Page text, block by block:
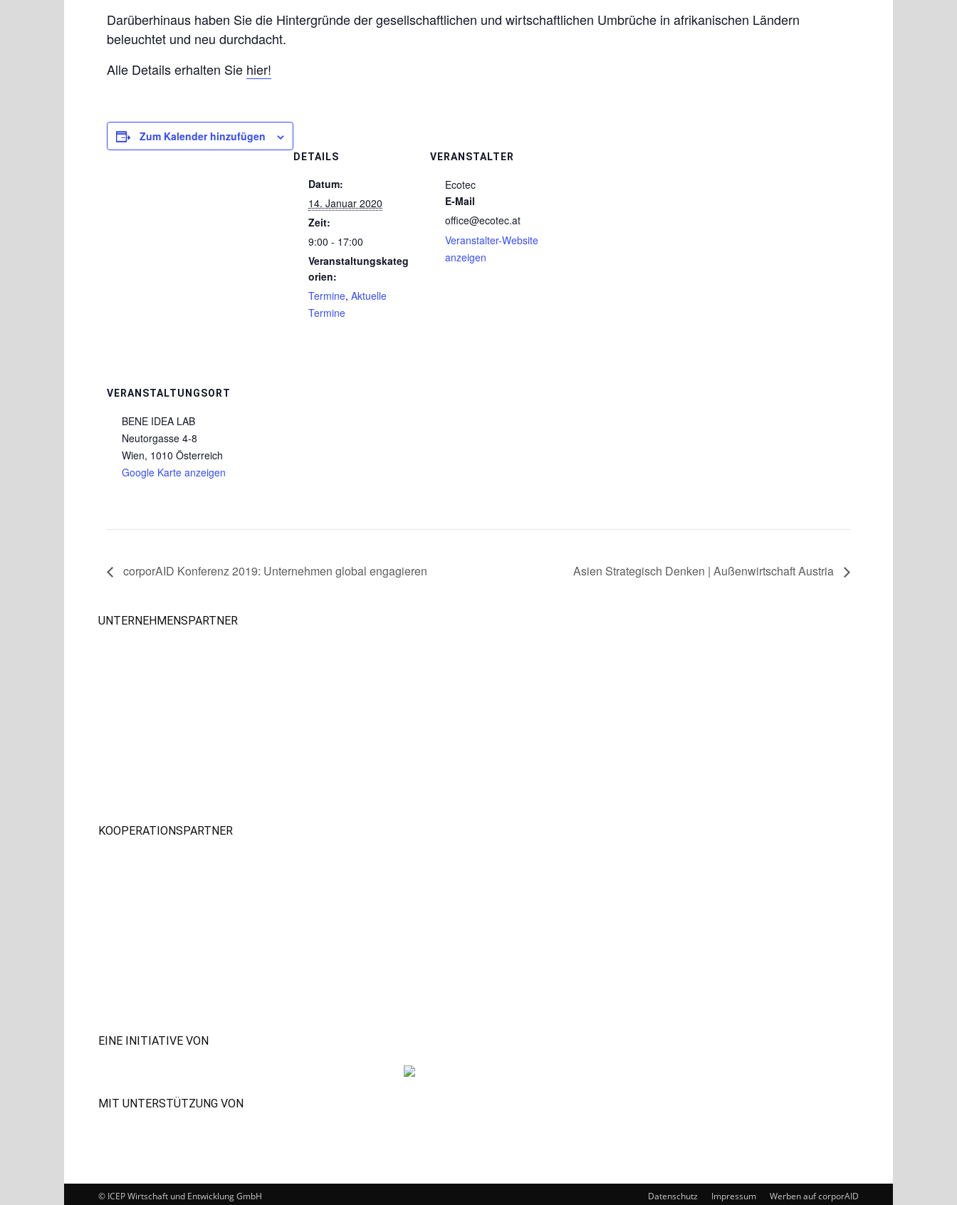
Darüberhinaus haben Sie die Hintergründe der gesellschaftlichen und wirtschaftlichen Umbrüche in afrikanischen Ländern
beleuchtet und neu durchdacht.
Alle Details erhalten Sie hier!
Zum Kalender hinzufügen
DETAILS
Datum:
14. Januar 2020
Zeit:
9:00 - 17:00
Veranstaltungskateg
orien:
Termine, Aktuelle
Termine
VERANSTALTER
Ecotec
E-Mail
office@ecotec.at
Veranstalter-Website
anzeigen
VERANSTALTUNGSORT
BENE IDEA LAB
Neutorgasse 4-8
Wien, 1010 Österreich
Google Karte anzeigen
corporAID Konferenz 2019: Unternehmen global engagieren Asien Strategisch Denken | Außenwirtschaft Austria
UNTERNEHMENSPARTNER
KOOPERATIONSPARTNER
EINE INITIATIVE VON
MIT UNTERSTÜTZUNG VON
Datenschutz Impressum Werben auf corporAID
© ICEP Wirtschaft und Entwicklung GmbH